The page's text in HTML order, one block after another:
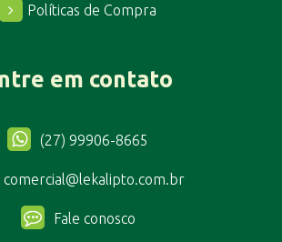
Políticas de Compra
em contato
(27) 99906-8665
comercial@lekalipto.com.br
Fale conosco